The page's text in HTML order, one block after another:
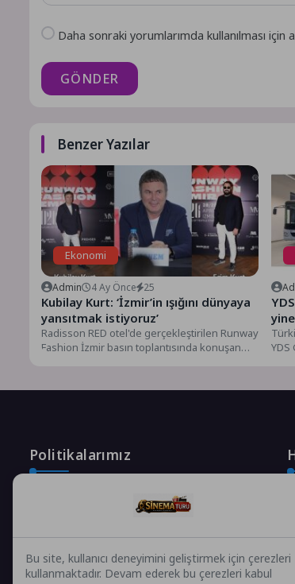
Daha sonraki yorumlarımda kullanılması
GÖNDER
Benzer Yazılar
Ekonomi
Admin 4 Ay Önce 25
Kubilay Kurt: ‘İzmir’in ışığını dünyaya
yansıtmak istiyoruz’
Radisson RED otel'de gerçekleştirilen Runway
Fashion İzmir basın toplantısında konuşan
Politikalarımız
Telif Hakları Politikası
Bu site, kullanıcı deneyimini geliştirmek için çerezleri
kullanmaktadır. Devam ederek bu çerezleri kabul